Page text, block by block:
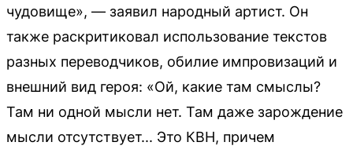
чудовище», — заявил народный артист. Он
также раскритиковал использование текстов
разных переводчиков, обилие импровизаций и
внешний вид героя: «Ой, какие там смыслы?
Там ни одной мысли нет. Там даже зарождение
мысли отсутствует... Это КВН, причем